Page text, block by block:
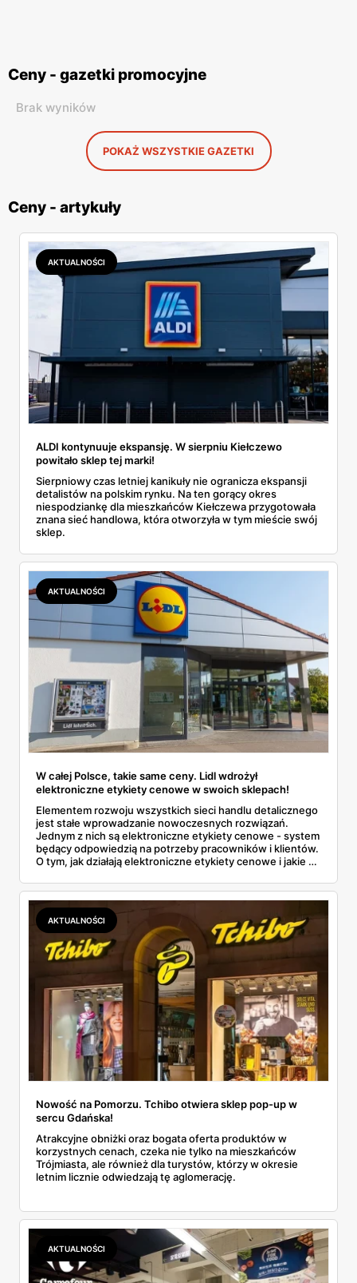
Ceny - gazetki promocyjne
Brak wyników
POKAŻ WSZYSTKIE GAZETKI
Ceny - artykuły
AKTUALNOŚCI
ALDI kontynuuje ekspansję. W sierpniu Kiełczewo
powitało sklep tej marki!
Sierpniowy czas letniej kanikuły nie ogranicza ekspansji
detalistów na polskim rynku. Na ten gorący okres
niespodziankę dla mieszkańców Kiełczewa przygotowała
znana sieć handlowa, która otworzyła w tym mieście swój
sklep.
AKTUALNOŚCI
W całej Polsce, takie same ceny. Lidl wdrożył
elektroniczne etykiety cenowe w swoich sklepach!
Elementem rozwoju wszystkich sieci handlu detalicznego
jest stałe wprowadzanie nowoczesnych rozwiązań.
Jednym z nich są elektroniczne etykiety cenowe - system
będący odpowiedzią na potrzeby pracowników i klientów.
O tym, jak działają elektroniczne etykiety cenowe i jakie są
artykule.
AKTUALNOŚCI
Nowość na Pomorzu. Tchibo otwiera sklep pop-up w
sercu Gdańska!
Atrakcyjne obniżki oraz bogata oferta produktów w
korzystnych cenach, czeka nie tylko na mieszkańców
Trójmiasta, ale również dla turystów, którzy w okresie
letnim licznie odwiedzają tę aglomerację.
AKTUALNOŚCI